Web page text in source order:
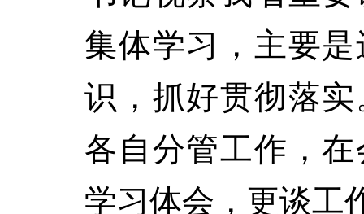
集体学习，主要
识，抓好贯彻落
各自分管工作，
学习体会，更谈工